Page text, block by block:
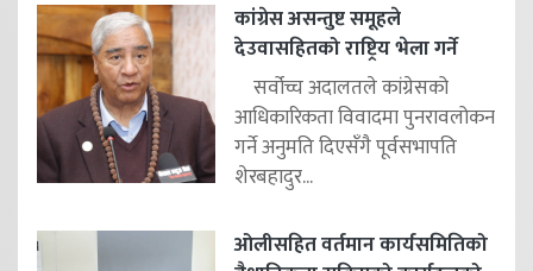
कांग्रेस असन्तुष्ट समूहले
देउवासहितको राष्ट्रिय भेला गर्ने
सर्वोच्च अदालतले कांग्रेसको
आधिकारिकता विवादमा पुनरावलोकन
गर्ने अनुमति दिएसँगै पूर्वसभापति
शेरबहादुर...
ओलीसहित वर्तमान कार्यसमितिको